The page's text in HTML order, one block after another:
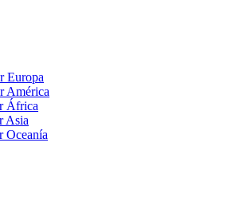
Europa
América
África
Asia
Oceanía